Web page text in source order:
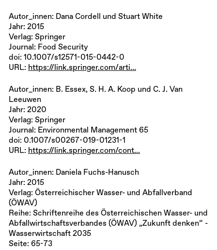
Autor_innen: Dana Cordell und Stuart White
Jahr: 2015
Verlag: Springer
Journal: Food Security
doi: 10.1007/s12571-015-0442-0
URL: https://link.springer.com/arti...
Autor_innen: B. Essex, S. H. A. Koop und C. J. Van
Leeuwen
Jahr: 2020
Verlag: Springer
Journal: Environmental Management 65
doi: 0.1007/s00267-019-01231-1
URL: https://link.springer.com/cont...
Autor_innen: Daniela Fuchs-Hanusch
Jahr: 2015
Verlag: Österreichischer Wasser- und Abfallverband
(ÖWAV)
Reihe: Schriftenreihe des Österreichischen Wasser- und
Abfallwirtschaftsverbandes (ÖWAV) „Zukunft denken“ -
Wasserwirtschaft 2035
Seite: 65-73